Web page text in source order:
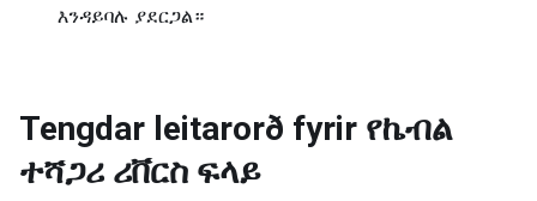
እንዳይባሉ ያደርጋል።
Tengdar leitarorð fyrir የኬብል
ተሻጋሪ ሪቨርስ ፍላይ